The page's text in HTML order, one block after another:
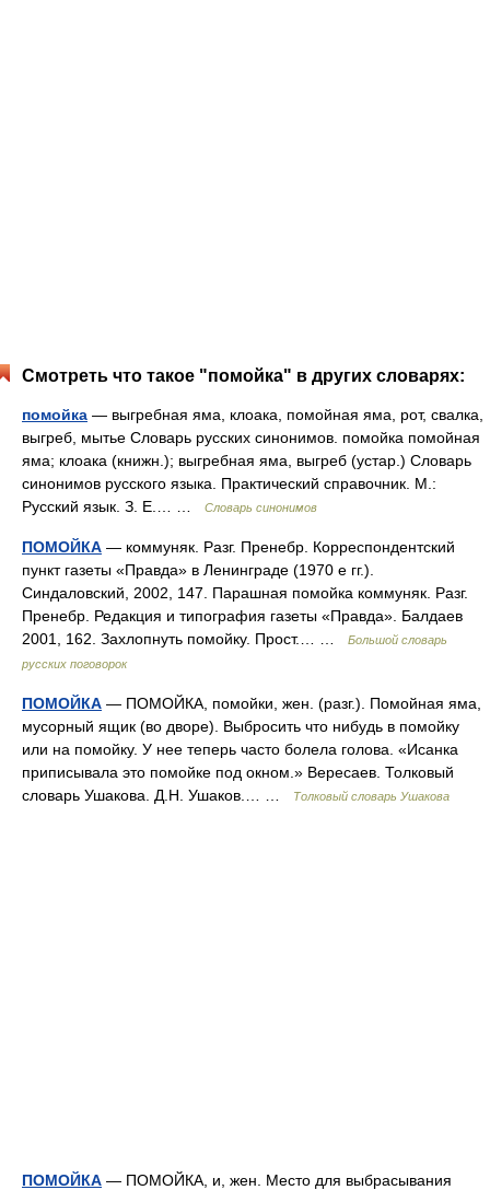
Смотреть что такое "помойка" в других словарях:
помойка — выгребная яма, клоака, помойная яма, рот, свалка,
выгреб, мытье Словарь русских синонимов. помойка помойная
яма; клоака (книжн.); выгребная яма, выгреб (устар.) Словарь
синонимов русского языка. Практический справочник. М.:
Русский язык. З. Е.… …
Словарь синонимов
ПОМОЙКА — коммуняк. Разг. Пренебр. Корреспондентский
пункт газеты «Правда» в Ленинграде (1970 е гг.).
Синдаловский, 2002, 147. Парашная помойка коммуняк. Разг.
Пренебр. Редакция и типография газеты «Правда». Балдаев
2001, 162. Захлопнуть помойку. Прост.… …
Большой словарь
русских поговорок
ПОМОЙКА — ПОМОЙКА, помойки, жен. (разг.). Помойная яма,
мусорный ящик (во дворе). Выбросить что нибудь в помойку
или на помойку. У нее теперь часто болела голова. «Исанка
приписывала это помойке под окном.» Вересаев. Толковый
словарь Ушакова. Д.Н. Ушаков.… …
Толковый словарь Ушакова
ПОМОЙКА — ПОМОЙКА, и, жен. Место для выбрасывания